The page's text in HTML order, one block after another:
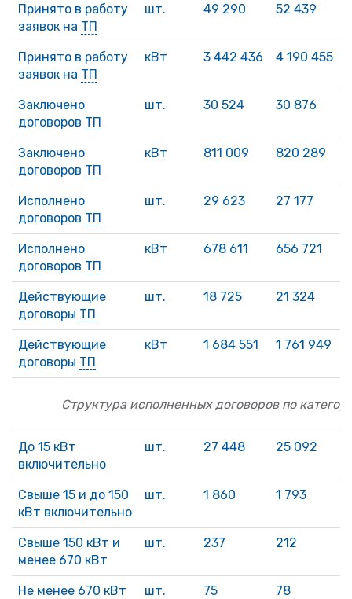
Принято в работу
заявок на ТП
шт. 49 290 52 439
Принято в работу
заявок на ТП
кВт 3 442 436 4 190 455
Заключено
договоров ТП
шт. 30 524 30 876
Заключено
договоров ТП
кВт 811 009 820 289
Исполнено
договоров ТП
шт. 29 623 27 177
Исполнено
договоров ТП
кВт 678 611 656 721
Действующие
договоры ТП
шт. 18 725 21 324
Действующие
договоры ТП
кВт 1 684 551 1 761 949
Структура исполненных договоров по
До 15 кВт
включительно
шт. 27 448 25 092
Свыше 15 и до 150
кВт включительно
шт. 1 860 1 793
Свыше 150 кВт и
менее 670 кВт
шт. 237 212
Не менее 670 кВт шт. 75 78